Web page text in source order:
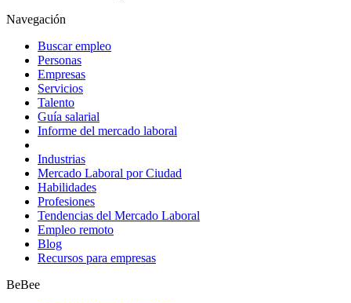
Navegación
Buscar empleo
Personas
Empresas
Servicios
Talento
Guía salarial
Informe del mercado laboral
Industrias
Mercado Laboral por Ciudad
Habilidades
Profesiones
Tendencias del Mercado Laboral
Empleo remoto
Blog
Recursos para empresas
BeBee